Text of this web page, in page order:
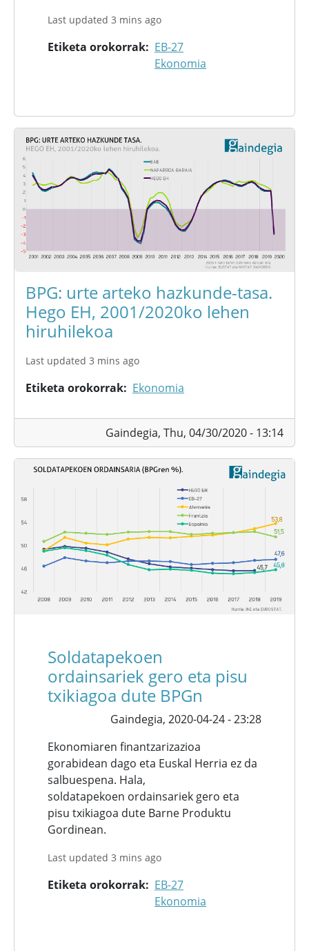
Last updated 3 mins ago
Etiketa orokorrak
EB-27
Ekonomia
BPG: urte arteko hazkunde-tasa.
Hego EH, 2001/2020ko lehen
hiruhilekoa
Last updated 3 mins ago
Etiketa orokorrak Ekonomia
Gaindegia, Thu, 04/30/2020 - 13:14
Soldatapekoen
ordainsariek gero eta pisu
txikiagoa dute BPGn
Gaindegia, 2020-04-24 - 23:28
Ekonomiaren finantzarizazioa
gorabidean dago eta Euskal Herria ez da
salbuespena. Hala,
soldatapekoen ordainsariek gero eta
pisu txikiagoa dute Barne Produktu
Gordinean.
Last updated 3 mins ago
Etiketa orokorrak
EB-27
Ekonomia